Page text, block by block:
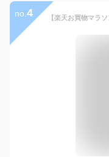
no. 4